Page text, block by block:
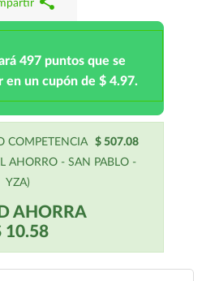
497 puntos que se
un cupón de $ 4.97.
COMPETENCIA
$ 507.08
AHORRO - SAN PABLO -
YZA)
AHORRA
10.58